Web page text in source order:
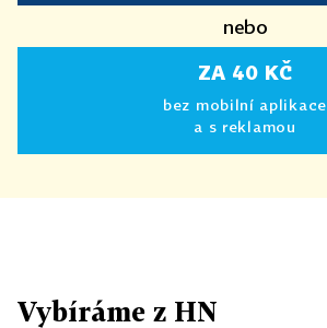
nebo
ZA 40 KČ
bez mobilní aplikace
a s reklamou
Vybíráme z HN